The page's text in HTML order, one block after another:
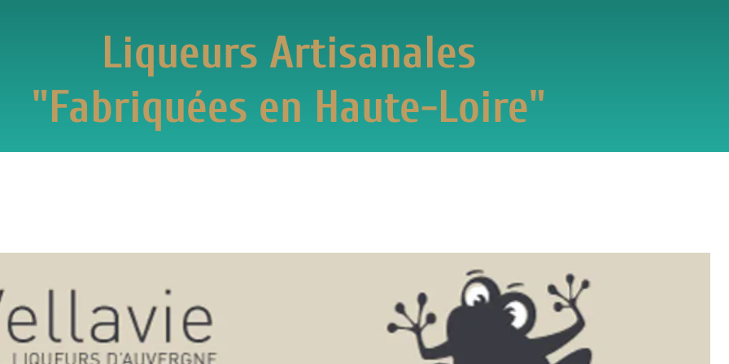
Liqueurs Artisanales
en Haute-Loire"